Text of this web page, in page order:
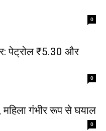
0
पेट्रोल ₹5.30 और
0
महिला गंभीर रूप से घयाल
0